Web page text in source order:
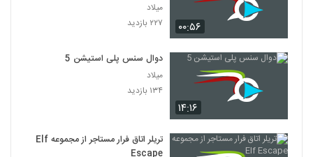
۰۰:۵۶
میلاد
۲۲۷ بازدید
۱۴:۱۶
دوال سنس پلی استیشن 5
میلاد
۱۳۴ بازدید
تریلر اتاق فرار مستاجر از مجموعه Elf
Escape